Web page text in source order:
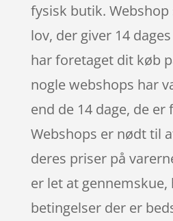
fysisk butik.
lov, der giver 14
har foretaget dit køb
nogle webshops har
end de 14 dage, de
Webshops er nødt til
deres priser på
er let at
betingelser der er